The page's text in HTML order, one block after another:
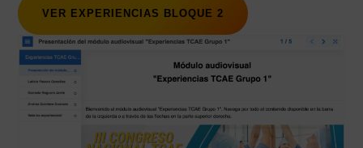
VER EXPERIENCIAS BLOQUE 2